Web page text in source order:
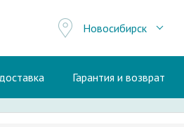
Новосибирск
Гарантия и возврат